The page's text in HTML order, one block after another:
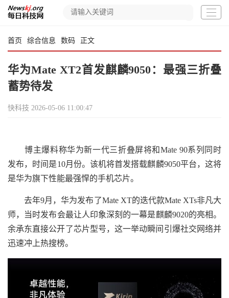
首页 综合信息 数码 正文
华为Mate XT2首发麒麟9050：最强三折叠
蓄势待发
快科技 2026-05-06 11:00:47
博主爆料称华为新一代三折叠屏将和Mate 90系列同时
发布，时间是10月份。该机将首发搭载麒麟9050平台，这将
是华为旗下性能最强悍的手机芯片。
去年9月，华为发布了Mate XT的迭代款Mate XTs非凡大
师，当时发布会最让人印象深刻的一幕是麒麟9020的亮相。
余承东直接公开了芯片型号，这一举动瞬间引爆社交网络并
迅速冲上热搜榜。